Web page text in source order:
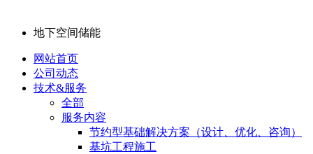
地下空间储能
网站首页
公司动态
技术&服务
全部
服务内容
节约型基础解决方案（设计、优化、咨询）
基坑工程施工